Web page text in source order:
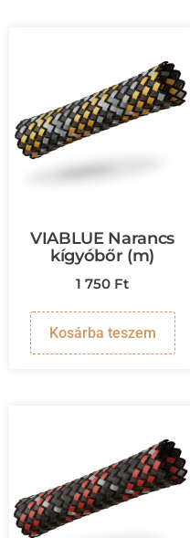
VIABLUE Narancs
kígyóbőr (m)
1 750 Ft
Kosárba teszem